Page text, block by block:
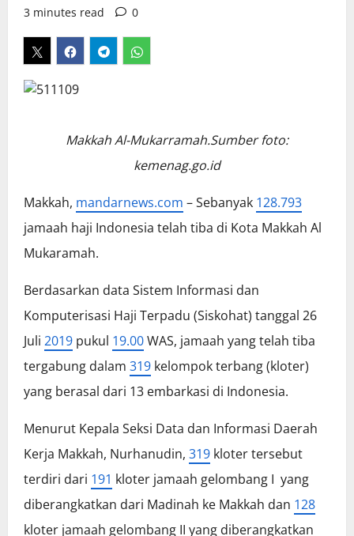
3 minutes read
0
Makkah Al-Mukarramah.Sumber foto:
kemenag.go.id
Makkah, mandarnews.com – Sebanyak 128.793
jamaah haji Indonesia telah tiba di Kota Makkah Al
Mukaramah.
Berdasarkan data Sistem Informasi dan
Komputerisasi Haji Terpadu (Siskohat) tanggal 26
Juli 2019 pukul 19.00WAS, jamaah yang telah tiba
tergabung dalam 319 kelompok terbang (kloter)
yang berasal dari 13 embarkasi di Indonesia.
Menurut Kepala Seksi Data dan Informasi Daerah
Kerja Makkah, Nurhanudin, 319 kloter tersebut
terdiri dari 191 kloter jamaah gelombang I yang
diberangkatkan dari Madinah ke Makkah dan 128
kloter jamaah gelombang II yang diberangkatkan